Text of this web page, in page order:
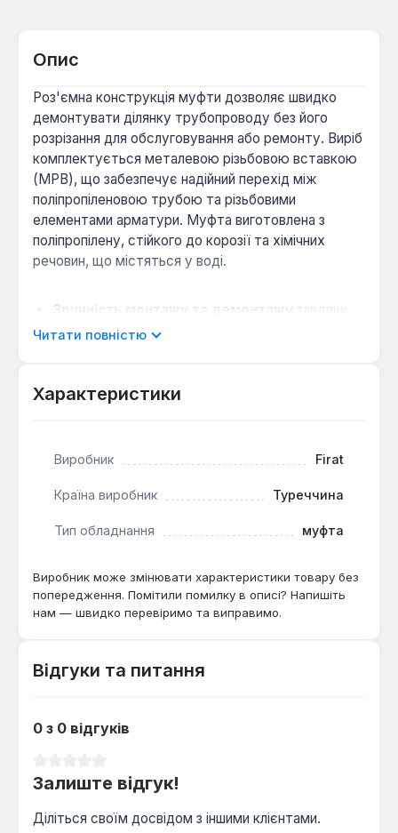
Опис
Роз'ємна конструкція муфти дозволяє швидко
демонтувати ділянку трубопроводу без його
розрізання для обслуговування або ремонту. Виріб
комплектується металевою різьбовою вставкою
(МРВ), що забезпечує надійний перехід між
поліпропіленовою трубою та різьбовими
елементами арматури. Муфта виготовлена з
поліпропілену, стійкого до корозії та хімічних
речовин, що містяться у воді.
Зручність монтажу та демонтажу
завдяки
роз'ємній конструкції, що економить час при
МРВ, що дозволяє підключати стандартну
матеріалу, який не схильний до накипу та
Муфта Firat призначена для монтажу систем
житлових та комерційних будівлях. Вона
оптимально підходить для створення розбірних
вузлів у колекторах, перед лічильниками або
Читати повністю
Характеристики
Виробник Firat
Країна виробник Туреччина
Тип обладнання муфта
Виробник може змінювати характеристики товару без
попередження. Помітили помилку в описі? Напишіть
нам — швидко перевіримо та виправимо.
Відгуки та питання
0 з 0 відгуків
Залиште відгук!
Діліться своїм досвідом з іншими клієнтами.